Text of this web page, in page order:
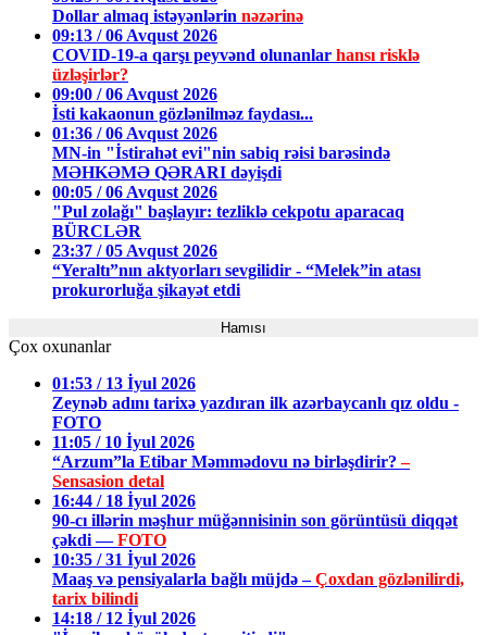
Dollar almaq istəyənlərin nəzərinə
09:13 / 06 Avqust 2026
COVID-19-a qarşı peyvənd olunanlar hansı risklə
üzləşirlər?
09:00 / 06 Avqust 2026
İsti kakaonun gözlənilməz faydası...
01:36 / 06 Avqust 2026
MN-in "İstirahət evi"nin sabiq rəisi barəsində
MƏHKƏMƏ QƏRARI dəyişdi
00:05 / 06 Avqust 2026
"Pul zolağı" başlayır: tezliklə cekpotu aparacaq
BÜRCLƏR
23:37 / 05 Avqust 2026
“Yeraltı”nın aktyorları sevgilidir - “Melek”in atası
prokurorluğa şikayət etdi
Hamısı
Çox oxunanlar
01:53 / 13 İyul 2026
Zeynəb adını tarixə yazdıran ilk azərbaycanlı qız oldu -
FOTO
11:05 / 10 İyul 2026
“Arzum”la Etibar Məmmədovu nə birləşdirir?–
Sensasion detal
16:44 / 18 İyul 2026
90-cı illərin məşhur müğənnisinin son görüntüsü diqqət
çəkdi —FOTO
10:35 / 31 İyul 2026
Maaş və pensiyalarla bağlı müjdə –Çoxdan gözlənilirdi,
tarix bilindi
14:18 / 12 İyul 2026